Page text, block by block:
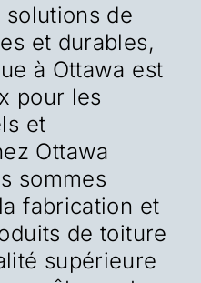
solutions de
et durables,
à Ottawa est
pour les
et
Ottawa
sommes
fabrication et
de toiture
supérieure